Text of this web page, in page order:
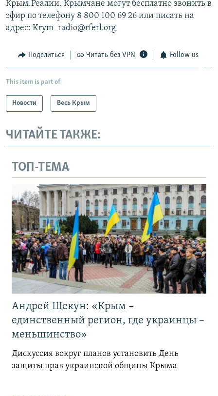
Крым.Реалии. Крымчане могут бесплатно звонить в
эфир по телефону 8 800 100 69 26 или писать на
адрес: Krym_radio@rferl.org
Поделиться Читать без VPN Follow us
This item is part of
Новости Весь Крым
ЧИТАЙТЕ ТАКЖЕ:
ТОП-ТЕМА
Андрей Щекун: «Крым –
единственный регион, где украинцы –
меньшинство»
Дискуссия вокруг планов установить День
защиты прав украинской общины Крыма